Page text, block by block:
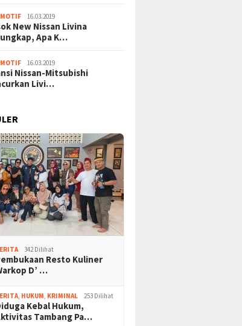
16.03.2019
New Nissan Livina
Apa K…
16.03.2019
Nissan-Mitsubishi
Livi…
342 Dilihat
Resto Kuliner
D’ …
, HUKUM, KRIMINAL 253 Dilihat
Kebal Hukum,
Tambang Pa…